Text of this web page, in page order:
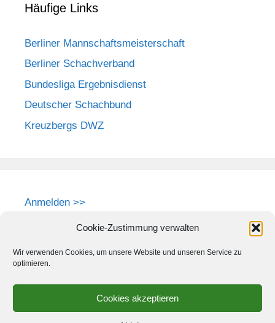
Cookie-Zustimmung verwalten
Wir verwenden Cookies, um unsere Website und unseren Service zu
optimieren.
Cookies akzeptieren
Häufige Links
Berliner Mannschaftsmeisterschaft
Berliner Schachverband
Bundesliga Ergebnisdienst
Deutscher Schachbund
Kreuzbergs DWZ
Anmelden >>